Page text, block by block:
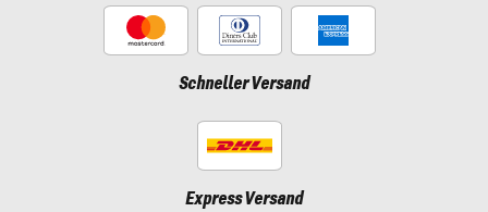
Schneller Versand
Express Versand